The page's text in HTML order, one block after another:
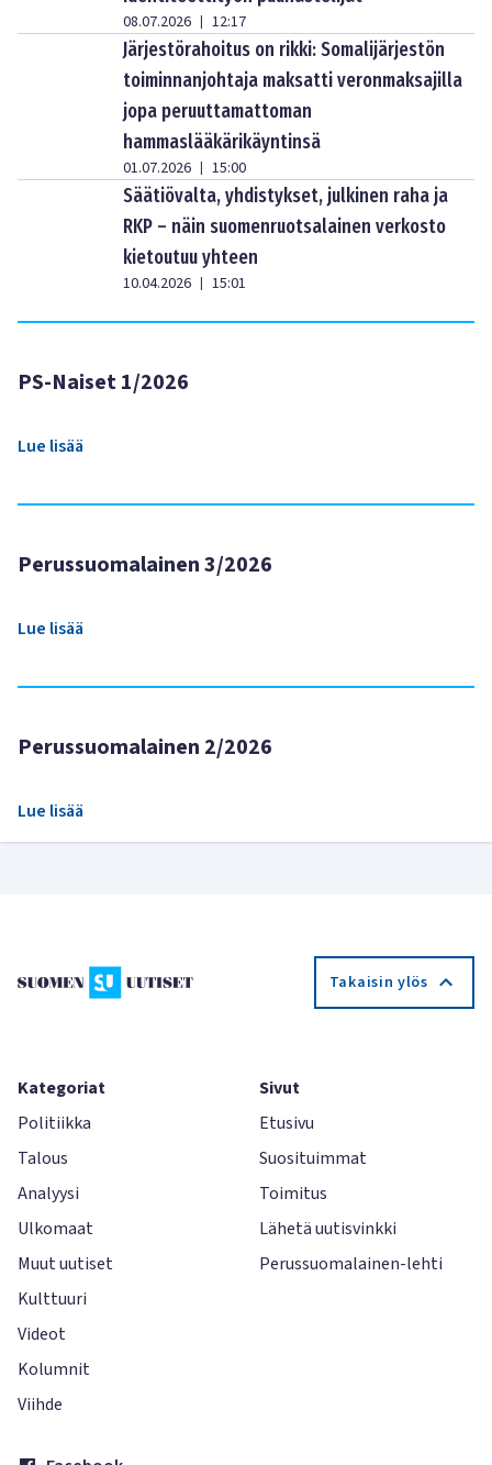
08.07.2026 | 12:17
Järjestörahoitus on rikki: Somalijärjestön
toiminnanjohtaja maksatti veronmaksajilla
jopa peruuttamattoman
hammaslääkärikäyntinsä
01.07.2026 | 15:00
Säätiövalta, yhdistykset, julkinen raha ja
RKP – näin suomenruotsalainen verkosto
kietoutuu yhteen
10.04.2026 | 15:01
PS-Naiset 1/2026
Lue lisää
Perussuomalainen 3/2026
Lue lisää
Perussuomalainen 2/2026
Lue lisää
Takaisin ylös
Kategoriat
Politiikka
Talous
Analyysi
Ulkomaat
Muut uutiset
Kulttuuri
Videot
Kolumnit
Viihde
Sivut
Etusivu
Suosituimmat
Toimitus
Lähetä uutisvinkki
Perussuomalainen-lehti